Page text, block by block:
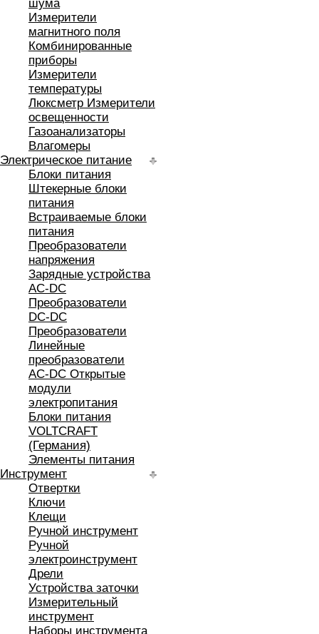
шума
Измерители
магнитного поля
Комбинированные
приборы
Измерители
температуры
Люксметр Измерители
освещенности
Газоанализаторы
Влагомеры
Электрическое питание
Блоки питания
Штекерные блоки
питания
Встраиваемые блоки
питания
Преобразователи
напряжения
Зарядные устройства
AC-DC
Преобразователи
DC-DC
Преобразователи
Линейные
преобразователи
AC-DC Открытые
модули
электропитания
Блоки питания
VOLTCRAFT
(Германия)
Элементы питания
Инструмент
Отвертки
Ключи
Клещи
Ручной инструмент
Ручной
электроинструмент
Дрели
Устройства заточки
Измерительный
инструмент
Наборы инструмента